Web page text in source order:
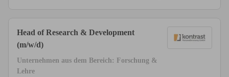
Head of Research & Development
(m/w/d)
Unternehmen aus dem Bereich: Forschung &
Lehre